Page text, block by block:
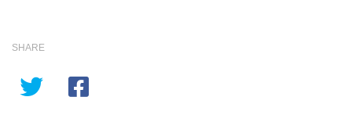
SHARE